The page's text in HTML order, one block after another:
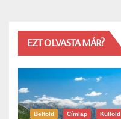
EZT OLVASTA MÁR?
Belföld Címlap Külföld